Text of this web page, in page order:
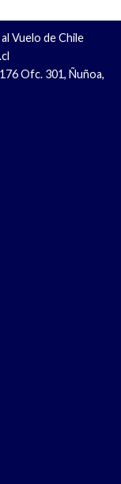
Vuelo de Chile
Ofc. 301, Ñuñoa,